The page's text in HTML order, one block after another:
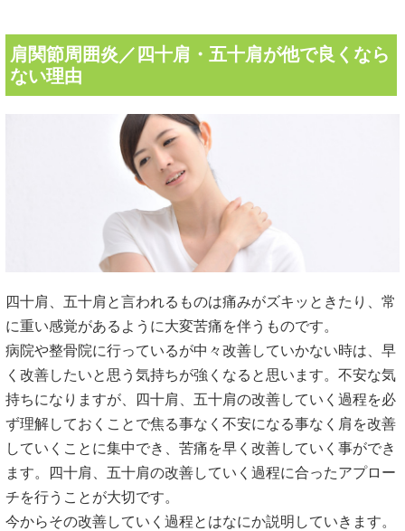
肩関節周囲炎／四十肩・五十肩が他で良くなら
ない理由
四十肩、五十肩と言われるものは痛みがズキッときたり、常
に重い感覚があるように大変苦痛を伴うものです。
病院や整骨院に行っているが中々改善していかない時は、早
く改善したいと思う気持ちが強くなると思います。不安な気
持ちになりますが、四十肩、五十肩の改善していく過程を必
ず理解しておくことで焦る事なく不安になる事なく肩を改善
していくことに集中でき、苦痛を早く改善していく事ができ
ます。四十肩、五十肩の改善していく過程に合ったアプロー
チを行うことが大切です。
今からその改善していく過程とはなにか説明していきます。